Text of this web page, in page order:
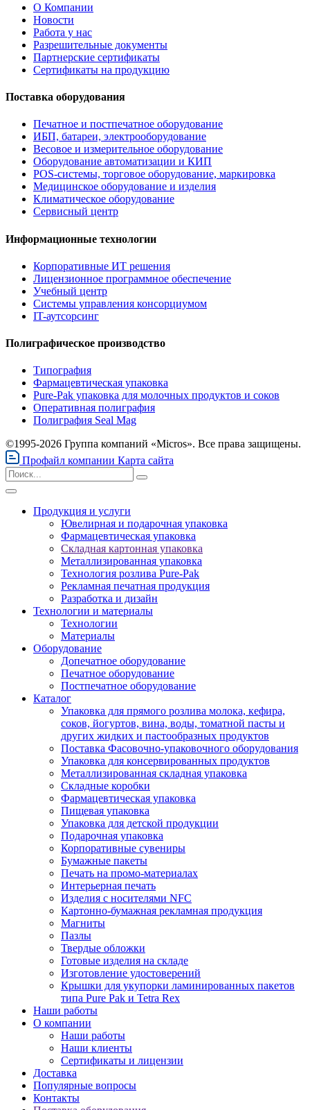
О Компании
Новости
Работа у нас
Разрешительные документы
Партнерские сертификаты
Сертификаты на продукцию
Поставка оборудования
Печатное и постпечатное оборудование
ИБП, батареи, электрооборудование
Весовое и измерительное оборудование
Оборудование автоматизации и КИП
POS-системы, торговое оборудование, маркировка
Медицинское оборудование и изделия
Климатическое оборудование
Сервисный центр
Информационные технологии
Корпоративные ИТ решения
Лицензионное программное обеспечение
Учебный центр
Системы управления консорциумом
IT-аутсорсинг
Полиграфическое производство
Типография
Фармацевтическая упаковка
Pure-Pak упаковка для молочных продуктов и соков
Оперативная полиграфия
Полиграфия Seal Mag
©1995-2026 Группа компаний «Micros». Все права защищены.
Профайл компании Карта сайта
Продукция и услуги
Ювелирная и подарочная упаковка
Фармацевтическая упаковка
Складная картонная упаковка
Металлизированная упаковка
Технология розлива Pure-Pak
Рекламная печатная продукция
Разработка и дизайн
Технологии и материалы
Технологии
Материалы
Оборудование
Допечатное оборудование
Печатное оборудование
Постпечатное оборудование
Каталог
Упаковка для прямого розлива молока, кефира,
соков, йогуртов, вина, воды, томатной пасты и
других жидких и пастообразных продуктов
Поставка Фасовочно-упаковочного оборудования
Упаковка для консервированных продуктов
Металлизированная складная упаковка
Складные коробки
Фармацевтическая упаковка
Пищевая упаковка
Упаковка для детской продукции
Подарочная упаковка
Корпоративные сувениры
Бумажные пакеты
Печать на промо-материалах
Интерьерная печать
Изделия с носителями NFC
Картонно-бумажная рекламная продукция
Магниты
Пазлы
Твердые обложки
Готовые изделия на складе
Изготовление удостоверений
Крышки для укупорки ламинированных пакетов
типа Pure Pak и Tetra Rex
Наши работы
О компании
Наши работы
Наши клиенты
Сертификаты и лицензии
Доставка
Популярные вопросы
Контакты